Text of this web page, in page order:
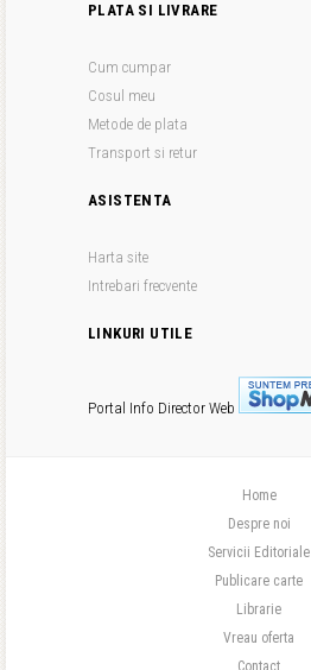
PLATA SI LIVRARE
Cum cumpar
Cosul meu
Metode de plata
Transport si retur
ASISTENTA
Harta site
Intrebari frecvente
LINKURI UTILE
Portal Info Director Web
Home
Despre noi
Servicii Editoriale
Publicare carte
Librarie
Vreau oferta